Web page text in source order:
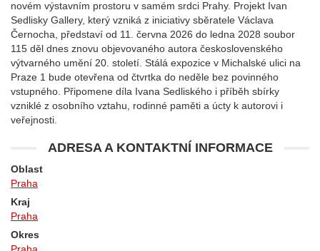
novém výstavním prostoru v samém srdci Prahy. Projekt Ivan
Sedlisky Gallery, který vzniká z iniciativy sběratele Václava
Černocha, představí od 11. června 2026 do ledna 2028 soubor
115 děl dnes znovu objevovaného autora československého
výtvarného umění 20. století. Stálá expozice v Michalské ulici na
Praze 1 bude otevřena od čtvrtka do neděle bez povinného
vstupného. Připomene díla Ivana Sedliského i příběh sbírky
vzniklé z osobního vztahu, rodinné paměti a úcty k autorovi i
veřejnosti.
ADRESA A KONTAKTNÍ INFORMACE
Oblast
Praha
Kraj
Praha
Okres